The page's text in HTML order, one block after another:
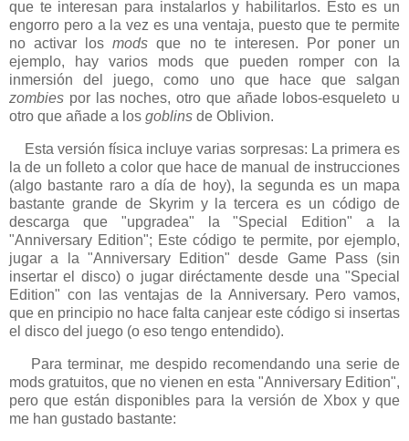
que te interesan para instalarlos y habilitarlos. Esto es un
engorro pero a la vez es una ventaja, puesto que te permite
no activar losmods que no te interesen. Por poner un
ejemplo, hay varios mods que pueden romper con la
inmersión del juego, como uno que hace que salgan
zombies por las noches, otro que añade lobos-esqueleto u
otro que añade a los goblins de Oblivion.
Esta versión física incluye varias sorpresas: La primera es
la de un folleto a color que hace de manual de instrucciones
(algo bastante raro a día de hoy), la segunda es un mapa
bastante grande de Skyrim y la tercera es un código de
descarga que "upgradea" la "Special Edition" a la
"Anniversary Edition"; Este código te permite, por ejemplo,
jugar a la "Anniversary Edition" desde Game Pass (sin
insertar el disco) o jugar diréctamente desde una "Special
Edition" con las ventajas de la Anniversary. Pero vamos,
que en principio no hace falta canjear este código si insertas
el disco del juego (o eso tengo entendido).
Para terminar, me despido recomendando una serie de
mods gratuitos, que no vienen en esta "Anniversary Edition",
pero que están disponibles para la versión de Xbox y que
me han gustado bastante: